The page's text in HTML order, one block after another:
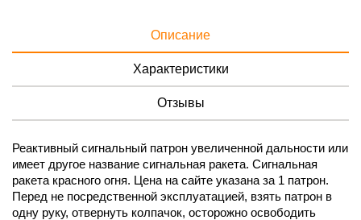
Описание
Характеристики
Отзывы
Реактивный сигнальный патрон увеличенной дальности или
имеет другое название сигнальная ракета. Сигнальная
ракета красного огня. Цена на сайте указана за 1 патрон.
Перед не посредственной эксплуатацией, взять патрон в
одну руку, отвернуть колпачок, осторожно освободить